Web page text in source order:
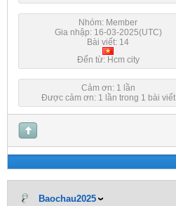
Nhóm: Member
Gia nhập: 16-03-2025(UTC)
Bài viết: 14
Đến từ: Hcm city
Cảm ơn: 1 lần
Được cảm ơn: 1 lần trong 1 bài viết
Baochau2025